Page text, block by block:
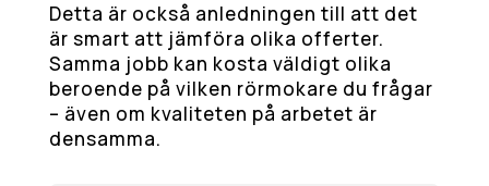
Detta är också anledningen till att det
är smart att jämföra olika offerter.
Samma jobb kan kosta väldigt olika
beroende på vilken rörmokare du frågar
– även om kvaliteten på arbetet är
densamma.